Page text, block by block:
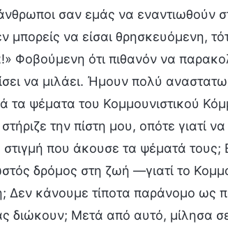
σαν εμάς να εναντιωθούν
μπορείς να είσαι θρησκευόμενη,
Φοβούμενη ότι πιθανόν να
να μιλάει. Ήμουν πολύ
τα ψέματα του Κομμουνιστικού
την πίστη μου, οπότε γιατί να
που άκουσε τα ψέματά τους;
δρόμος στη ζωή —γιατί το
κάνουμε τίποτα παράνομο ως
διώκουν; Μετά από αυτό, μίλησα